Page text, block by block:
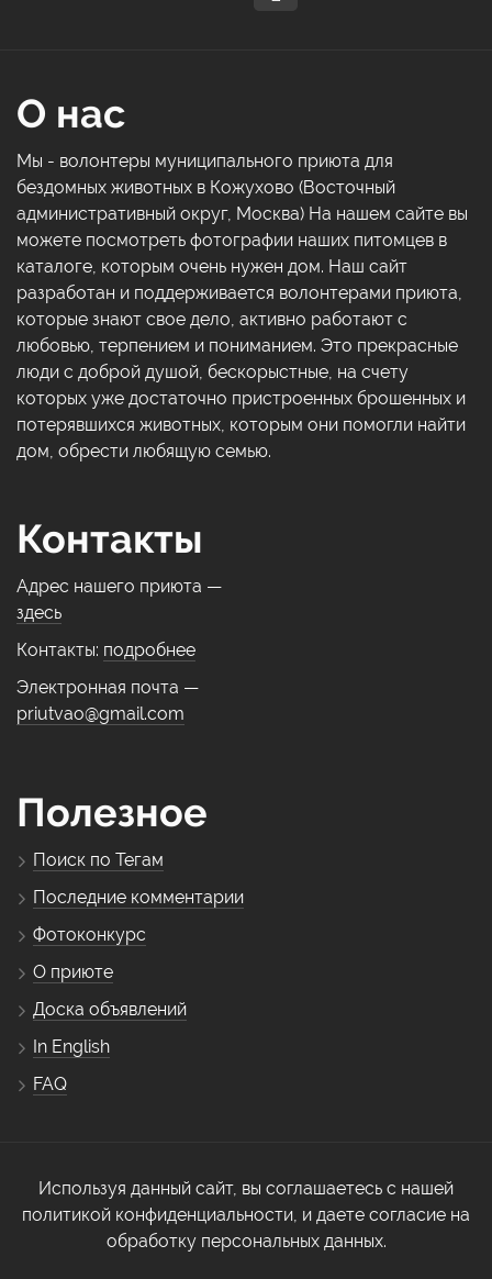
О нас
Мы - волонтеры муниципального приюта для
бездомных животных в Кожухово (Восточный
административный округ, Москва) На нашем сайте вы
можете посмотреть фотографии наших питомцев в
каталоге, которым очень нужен дом. Наш сайт
разработан и поддерживается волонтерами приюта,
которые знают свое дело, активно работают с
любовью, терпением и пониманием. Это прекрасные
люди с доброй душой, бескорыстные, на счету
которых уже достаточно пристроенных брошенных и
потерявшихся животных, которым они помогли найти
дом, обрести любящую семью.
Контакты
Адрес нашего приюта —
здесь
Контакты: подробнее
Электронная почта —
priutvao@gmail.com
Полезное
Поиск по Тегам
Последние комментарии
Фотоконкурс
О приюте
Доска объявлений
In English
FAQ
Используя данный сайт, вы соглашаетесь с нашей
политикой конфиденциальности, и даете согласие на
обработку персональных данных.